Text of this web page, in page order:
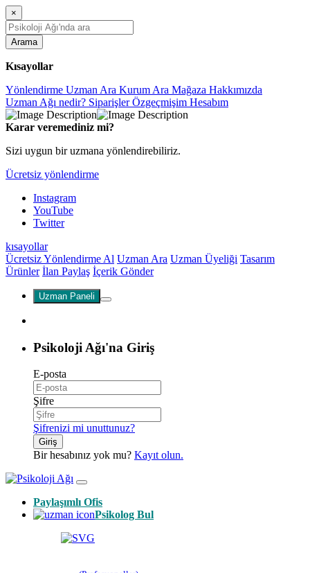
×
Arama
Kısayollar
Yönlendirme Uzman Ara Kurum Ara Mağaza Hakkımızda
Uzman Ağı nedir? SiparişlerÖzgeçmişim Hesabım
Karar veremediniz mi?
Sizi uygun bir uzmana yönlendirebiliriz.
Ücretsiz yönlendirme
Instagram
YouTube
Twitter
kısayollar
Ücretsiz Yönlendirme Al Uzman Ara Uzman Üyeliği Tasarım
Ürünler İlan Paylaş İçerik Gönder
Uzman Paneli
Psikoloji Ağı'na Giriş
E-posta
Şifre
Şifrenizi mi unuttunuz?
Giriş
Bir hesabınız yok mu? Kayıt olun.
Paylaşımlı Ofis
Psikolog Bul